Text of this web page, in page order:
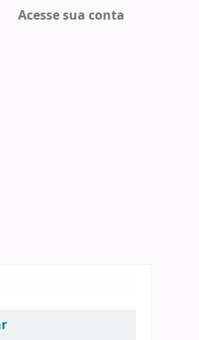
Acesse sua conta